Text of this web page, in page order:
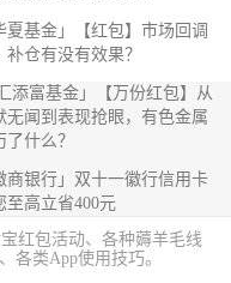
夏基金」【红包】市场回调
补仓有没有效果？
汇添富基金」【万份红包】从
无闻到表现抢眼，有色金属
了什么？
商银行」双十一徽行信用卡
至高立省400元
红包活动、各种薅羊毛线
各类App使用技巧。